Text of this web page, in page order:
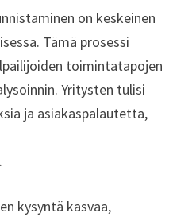
on keskeinen
Tämä prosessi
toimintatapojen
Yritysten tulisi
ja asiakaspalautetta,
kysyntä kasvaa,